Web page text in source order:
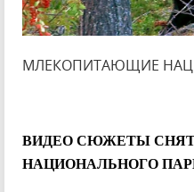
МЛЕКОПИТАЮЩИЕ
ВИДЕО СЮЖЕТЫ
НАЦИОНАЛЬНОГО